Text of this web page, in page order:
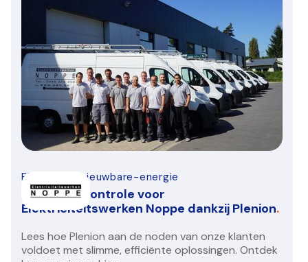
Elektro-hernieuwbare-energie
Inzicht en controle voor
Elektriciteitswerken Noppe dankzij Plenion.
Lees hoe Plenion aan de noden van onze klanten
voldoet met slimme, efficiënte oplossingen. Ontdek